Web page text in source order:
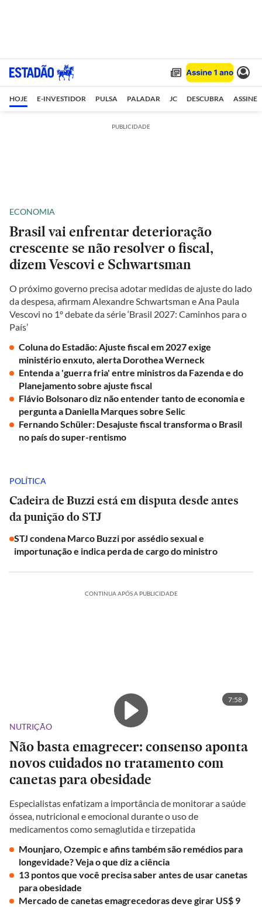
HOJE E-INVESTIDOR PULSA PALADAR JC DESCUBRA ASSINE
PUBLICIDADE
ECONOMIA
Brasil vai enfrentar deterioração
crescente se não resolver o fiscal,
dizem Vescovi e Schwartsman
O próximo governo precisa adotar medidas de ajuste do lado
da despesa, afirmam Alexandre Schwartsman e Ana Paula
Vescovi no 1º debate da série ‘Brasil 2027: Caminhos para o
País’
Coluna do Estadão: Ajuste fiscal em 2027 exige
ministério enxuto, alerta Dorothea Werneck
Entenda a 'guerra fria' entre ministros da Fazenda e do
Planejamento sobre ajuste fiscal
Flávio Bolsonaro diz não entender tanto de economia e
pergunta a Daniella Marques sobre Selic
Fernando Schüler: Desajuste fiscal transforma o Brasil
no país do super-rentismo
POLÍTICA
Cadeira de Buzzi está em disputa desde antes
da punição do STJ
STJ condena Marco Buzzi por assédio sexual e
importunação e indica perda de cargo do ministro
CONTINUA APÓS A PUBLICIDADE
7:58
NUTRIÇÃO
Não basta emagrecer: consenso aponta
novos cuidados no tratamento com
canetas para obesidade
Especialistas enfatizam a importância de monitorar a saúde
óssea, nutricional e emocional durante o uso de
medicamentos como semaglutida e tirzepatida
Mounjaro, Ozempic e afins também são remédios para
longevidade? Veja o que diz a ciência
13 pontos que você precisa saber antes de usar canetas
para obesidade
Mercado de canetas emagrecedoras deve girar US$ 9